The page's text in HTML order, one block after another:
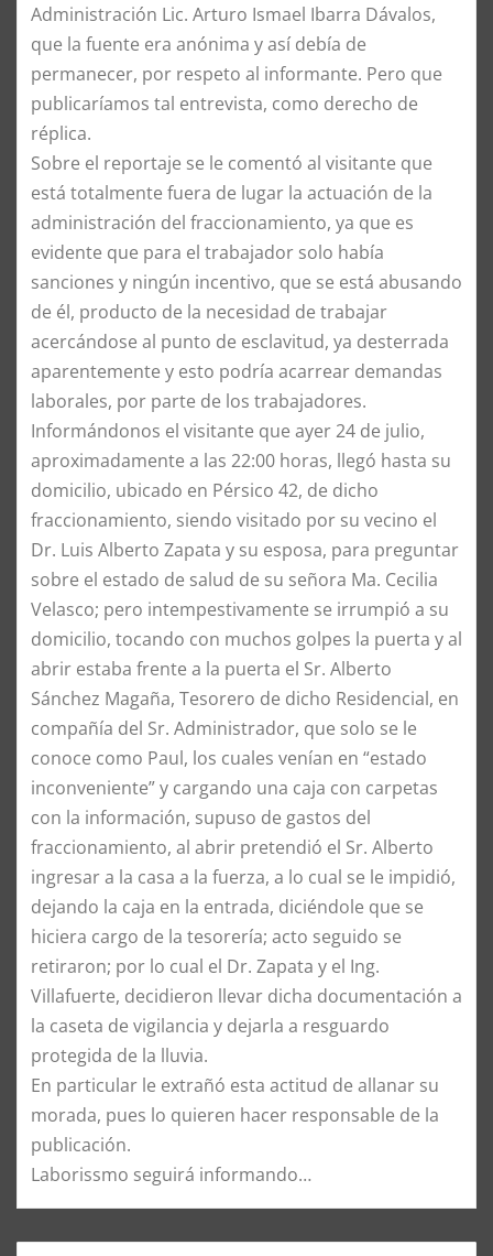
Administración Lic. Arturo Ismael Ibarra Dávalos,
que la fuente era anónima y así debía de
permanecer, por respeto al informante. Pero que
publicaríamos tal entrevista, como derecho de
réplica.
Sobre el reportaje se le comentó al visitante que
está totalmente fuera de lugar la actuación de la
administración del fraccionamiento, ya que es
evidente que para el trabajador solo había
sanciones y ningún incentivo, que se está abusando
de él, producto de la necesidad de trabajar
acercándose al punto de esclavitud, ya desterrada
aparentemente y esto podría acarrear demandas
laborales, por parte de los trabajadores.
Informándonos el visitante que ayer 24 de julio,
aproximadamente a las 22:00 horas, llegó hasta su
domicilio, ubicado en Pérsico 42, de dicho
fraccionamiento, siendo visitado por su vecino el
Dr. Luis Alberto Zapata y su esposa, para preguntar
sobre el estado de salud de su señora Ma. Cecilia
Velasco; pero intempestivamente se irrumpió a su
domicilio, tocando con muchos golpes la puerta y al
abrir estaba frente a la puerta el Sr. Alberto
Sánchez Magaña, Tesorero de dicho Residencial, en
compañía del Sr. Administrador, que solo se le
conoce como Paul, los cuales venían en “estado
inconveniente” y cargando una caja con carpetas
con la información, supuso de gastos del
fraccionamiento, al abrir pretendió el Sr. Alberto
ingresar a la casa a la fuerza, a lo cual se le impidió,
dejando la caja en la entrada, diciéndole que se
hiciera cargo de la tesorería; acto seguido se
retiraron; por lo cual el Dr. Zapata y el Ing.
Villafuerte, decidieron llevar dicha documentación a
la caseta de vigilancia y dejarla a resguardo
protegida de la lluvia.
En particular le extrañó esta actitud de allanar su
morada, pues lo quieren hacer responsable de la
publicación.
Laborissmo seguirá informando…